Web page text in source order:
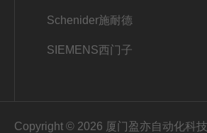
Schenider施耐德
SIEMENS西门子
Copyright © 2026 厦门盈亦自动化科